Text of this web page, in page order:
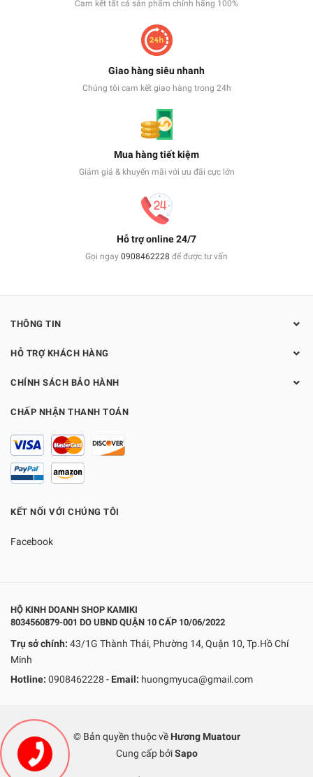
Cam kết tất cả sản phẩm chính hãng 100%
Giao hàng siêu nhanh
Chúng tôi cam kết giao hàng trong 24h
Mua hàng tiết kiệm
Giảm giá & khuyến mãi với ưu đãi cực lớn
Hỗ trợ online 24/7
Gọi ngay 0908462228 để được tư vấn
THÔNG TIN
HỖ TRỢ KHÁCH HÀNG
CHÍNH SÁCH BẢO HÀNH
CHẤP NHẬN THANH TOÁN
KẾT NỐI VỚI CHÚNG TÔI
Facebook
HỘ KINH DOANH SHOP KAMIKI
8034560879-001 DO UBND QUẬN 10 CẤP 10/06/2022
Trụ sở chính: 43/1G Thành Thái, Phường 14, Quận 10, Tp.Hồ Chí
Minh
Hotline: 0908462228 - Email: huongmyuca@gmail.com
© Bản quyền thuộc về Hương Muatour
Cung cấp bởi Sapo